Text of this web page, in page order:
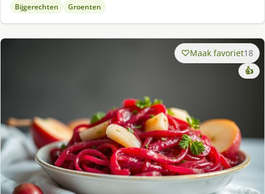
Bijgerechten Groenten
Maak favoriet18
👍